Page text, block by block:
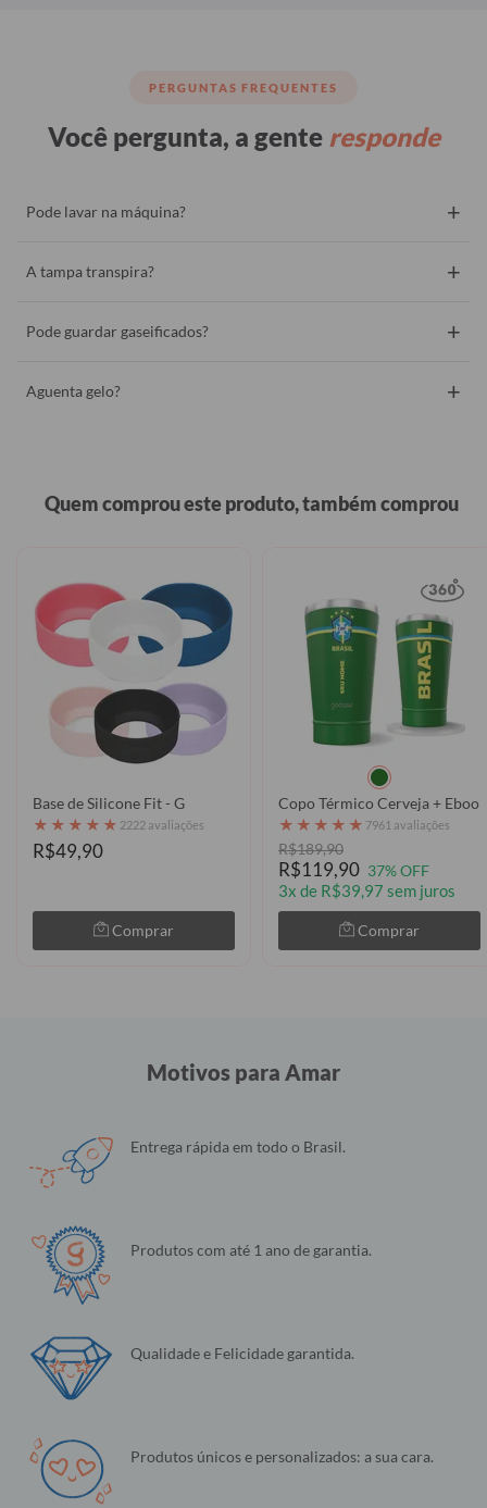
PERGUNTAS FREQUENTES
Você pergunta, a gente responde
Pode lavar na máquina? +
A tampa transpira? +
Pode guardar gaseificados? +
Aguenta gelo? +
Quem comprou este produto, também comprou
Base de Silicone Fit - G
★ ★ ★ ★ ★ 2222 avaliações
R$49,90
Comprar
Copo Térmico Cerveja +
★ ★ ★ ★ ★ 7961 avaliações
R$189,90
R$119,90 37% OFF
3x de R$39,97 sem juros
Comprar
Motivos para Amar
Entrega rápida em todo o Brasil.
Produtos com até 1 ano de garantia.
Qualidade e Felicidade garantida.
Produtos únicos e personalizados: a sua cara.